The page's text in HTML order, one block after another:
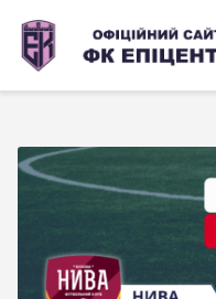
ОФІЦІЙНИЙ
Головна
Новини
Матчі